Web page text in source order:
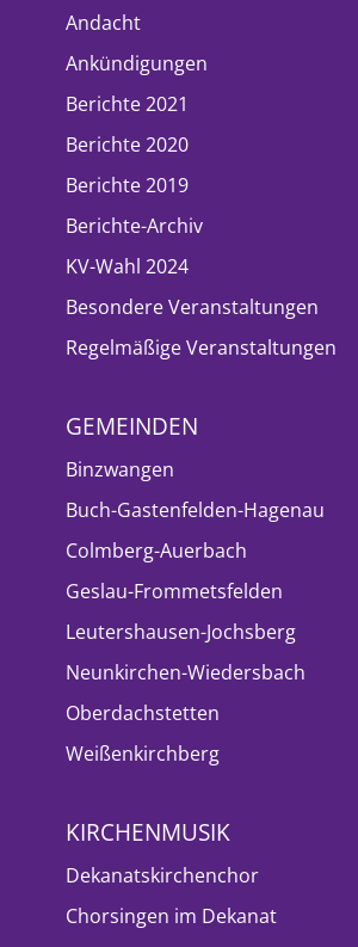
Andacht
Ankündigungen
Berichte 2021
Berichte 2020
Berichte 2019
Berichte-Archiv
KV-Wahl 2024
Besondere Veranstaltungen
Regelmäßige Veranstaltungen
GEMEINDEN
Binzwangen
Buch-Gastenfelden-Hagenau
Colmberg-Auerbach
Geslau-Frommetsfelden
Leutershausen-Jochsberg
Neunkirchen-Wiedersbach
Oberdachstetten
Weißenkirchberg
KIRCHENMUSIK
Dekanatskirchenchor
Chorsingen im Dekanat